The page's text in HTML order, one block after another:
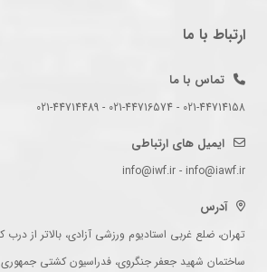
ارتباط با ما
تماس با ما
021-44714158 - 021-44716574 - 021-44714489
ایمیل های ارتباطی
info@iwf.ir - info@iawf.ir
آدرس
تهران، ضلع غربی استادیوم ورزشی آزادی، بالاتر از
ساختمان شهید جعفر جنگروی، فدراسیون کشتی جمهوری